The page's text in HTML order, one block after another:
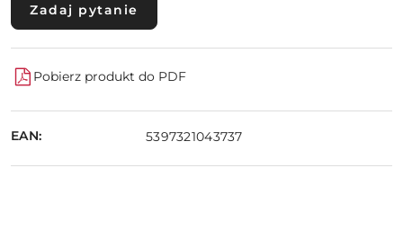
Zadaj pytanie
Pobierz produkt do PDF
EAN: 5397321043737